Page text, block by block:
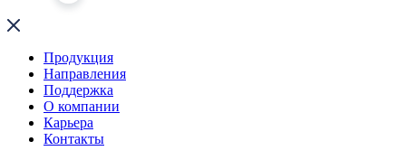
Продукция
Направления
Поддержка
О компании
Карьера
Контакты